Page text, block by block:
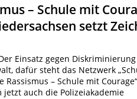
– Schule mit
setzt
Einsatz gegen
dafür steht das Netzwerk
Rassismus – Schule mit
jetzt auch die Polizeiakademie